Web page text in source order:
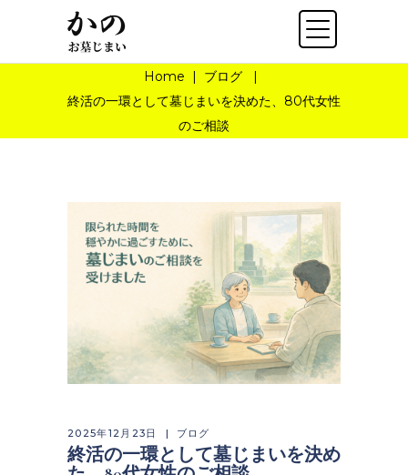
Home | ブログ
|
終活の一環として墓じまいを決めた、80代女性
のご相談
2025年12月23日 ブログ
終活の一環として墓じまいを決め